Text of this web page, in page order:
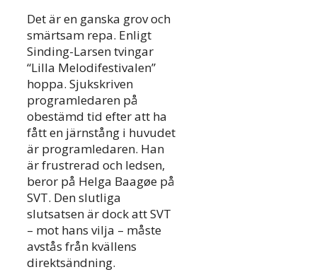
Det är en ganska grov och
smärtsam repa. Enligt
Sinding-Larsen tvingar
“Lilla Melodifestivalen”
hoppa. Sjukskriven
programledaren på
obestämd tid efter att ha
fått en järnstång i huvudet
är programledaren. Han
är frustrerad och ledsen,
beror på Helga Baagøe på
SVT. Den slutliga
slutsatsen är dock att SVT
– mot hans vilja – måste
avstås från kvällens
direktsändning.